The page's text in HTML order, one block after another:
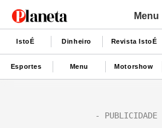
Menu
IstoÉ Dinheiro Revista IstoÉ
Esportes Menu Motorshow